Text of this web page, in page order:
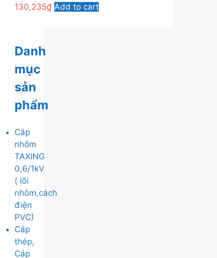
130,235₫ Add to cart
Danh
mục
sản
phẩm
Cáp
nhôm
TAXING
0,6/1kV
( lõi
nhôm,cách
điện
PVC)
Cáp
thép,
Cáp